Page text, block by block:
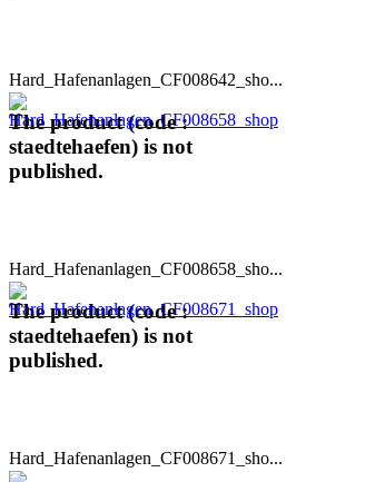
Hard_Hafenanlagen_CF008642_sho...
The product (code :
staedtehaefen) is not
published.
Hard_Hafenanlagen_CF008658_sho...
The product (code :
staedtehaefen) is not
published.
Hard_Hafenanlagen_CF008671_sho...